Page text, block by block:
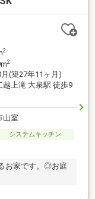
2
2
(築27年11ヶ月)
越上滝 大泉駅 徒歩9
山室
システムキッチン
お家です。◎お庭